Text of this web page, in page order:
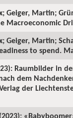
Geiger, Martin;
Macroeconomic
Geiger, Martin;
to spend.
Raumbilder in
dem
der